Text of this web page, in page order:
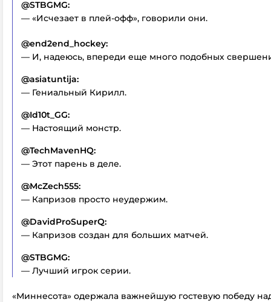
@STBGMG:
— «Исчезает в плей-офф», говорили они.
@end2end_hockey:
— И, надеюсь, впереди еще много подобных
@asiatuntija:
— Гениальный Кирилл.
@Id10t_GG:
— Настоящий монстр.
@TechMavenHQ:
— Этот парень в деле.
@McZech555:
— Капризов просто неудержим.
@DavidProSuperQ:
— Капризов создан для больших матчей.
@STBGMG:
— Лучший игрок серии.
«Миннесота» одержала важнейшую гостевую победу